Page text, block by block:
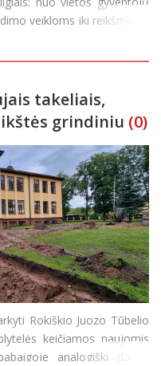
veikloms iki reikšmingų
projektų įgyvendinimo.
n
takeliais,
grindiniu (0)
Rokiškio Juozo Tūbelio
keičiamos naujomis
analogiški darbai